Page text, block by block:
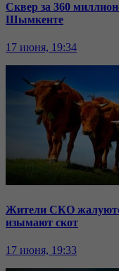
Сквер за 360
Шымкенте
17 июня, 19:34
Жители СКО
изымают скот
17 июня, 19:33